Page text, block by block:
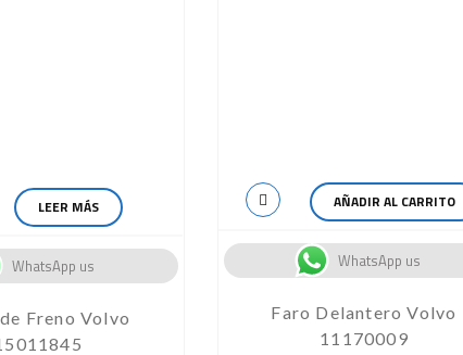
LEER MÁS
WhatsApp us
Freno Volvo
AÑADIR AL CARRITO
WhatsApp us
Faro Delantero Volvo
11170009